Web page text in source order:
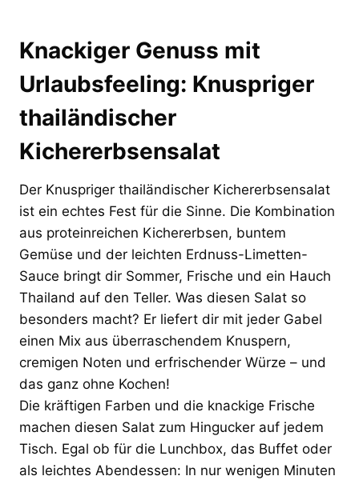
Knackiger Genuss mit
Urlaubsfeeling: Knuspriger
thailändischer
Kichererbsensalat
Der Knuspriger thailändischer Kichererbsensalat
ist ein echtes Fest für die Sinne. Die Kombination
aus proteinreichen Kichererbsen, buntem
Gemüse und der leichten Erdnuss-Limetten-
Sauce bringt dir Sommer, Frische und ein Hauch
Thailand auf den Teller. Was diesen Salat so
besonders macht? Er liefert dir mit jeder Gabel
einen Mix aus überraschendem Knuspern,
cremigen Noten und erfrischender Würze – und
das ganz ohne Kochen!
Die kräftigen Farben und die knackige Frische
machen diesen Salat zum Hingucker auf jedem
Tisch. Egal ob für die Lunchbox, das Buffet oder
als leichtes Abendessen: In nur wenigen Minuten